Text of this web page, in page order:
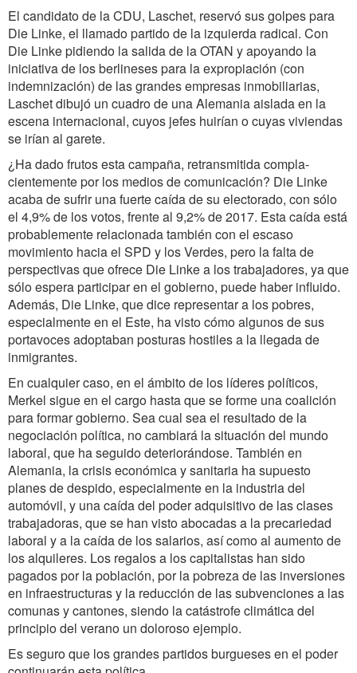
El candidato de la CDU, Laschet, reservó sus golpes para
Die Linke, el llamado partido de la izquierda radical. Con
Die Linke pidiendo la salida de la OTAN y apoyando la
iniciativa de los berlineses para la expropiación (con
indemnización) de las grandes empresas inmobiliarias,
Laschet dibujó un cuadro de una Alemania aislada en la
escena internacional, cuyos jefes huirían o cuyas viviendas
se irían al garete.
¿Ha dado frutos esta campaña, retransmitida compla-
cientemente por los medios de comunicación? Die Linke
acaba de sufrir una fuerte caída de su electorado, con sólo
el 4,9% de los votos, frente al 9,2% de 2017. Esta caída está
probablemente relacionada también con el escaso
movimiento hacia el SPD y los Verdes, pero la falta de
perspectivas que ofrece Die Linke a los trabajadores, ya que
sólo espera participar en el gobierno, puede haber influido.
Además, Die Linke, que dice representar a los pobres,
especialmente en el Este, ha visto cómo algunos de sus
portavoces adoptaban posturas hostiles a la llegada de
inmigrantes.
En cualquier caso, en el ámbito de los líderes políticos,
Merkel sigue en el cargo hasta que se forme una coalición
para formar gobierno. Sea cual sea el resultado de la
negociación política, no cambiará la situación del mundo
laboral, que ha seguido deteriorándose. También en
Alemania, la crisis económica y sanitaria ha supuesto
planes de despido, especialmente en la industria del
automóvil, y una caída del poder adquisitivo de las clases
trabajadoras, que se han visto abocadas a la precariedad
laboral y a la caída de los salarios, así como al aumento de
los alquileres. Los regalos a los capitalistas han sido
pagados por la población, por la pobreza de las inversiones
en infraestructuras y la reducción de las subvenciones a las
comunas y cantones, siendo la catástrofe climática del
principio del verano un doloroso ejemplo.
Es seguro que los grandes partidos burgueses en el poder